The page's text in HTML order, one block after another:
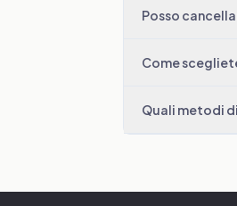
Posso
Come
Quali metodi